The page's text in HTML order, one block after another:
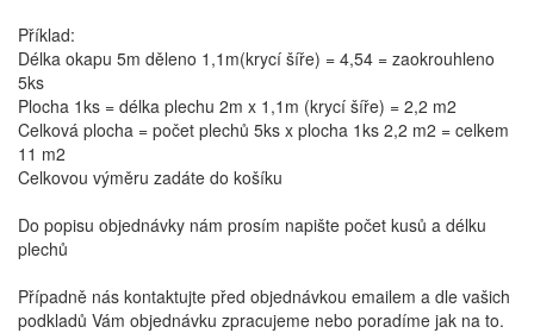
Příklad:
Délka okapu 5m děleno 1,1m(krycí šíře) = 4,54 = zaokrouhleno
5ks
Plocha 1ks = délka plechu 2m x 1,1m (krycí šíře) = 2,2 m2
Celková plocha = počet plechů 5ks x plocha 1ks 2,2 m2 = celkem
11 m2
Celkovou výměru zadáte do košíku
Do popisu objednávky nám prosím napište počet kusů a délku
plechů
Případně nás kontaktujte před objednávkou emailem a dle vašich
podkladů Vám objednávku zpracujeme nebo poradíme jak na to.